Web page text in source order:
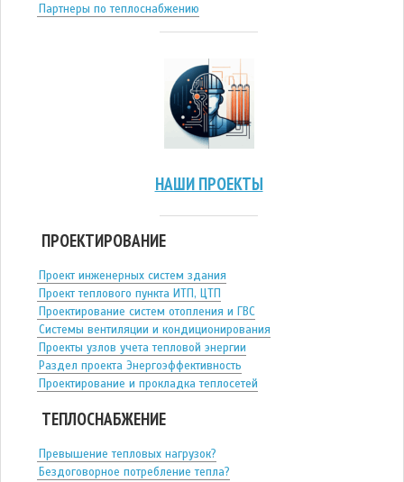
Партнеры по теплоснабжению
НАШИ ПРОЕКТЫ
ПРОЕКТИРОВАНИЕ
Проект инженерных систем здания
Проект теплового пункта ИТП, ЦТП
Проектирование систем отопления и ГВС
Системы вентиляции и кондиционирования
Проекты узлов учета тепловой энергии
Раздел проекта Энергоэффективность
Проектирование и прокладка теплосетей
ТЕПЛОСНАБЖЕНИЕ
Превышение тепловых нагрузок?
Бездоговорное потребление тепла?